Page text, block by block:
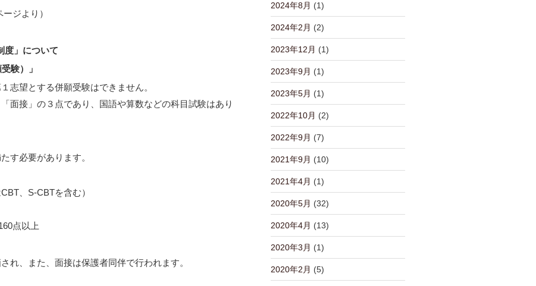
ジより）
度」について
験）」
志望とする併願受験はできません。
「面接」の３点であり、国語や算数などの科目試験はあり
す必要があります。
、S-CBTを含む）
点以上
れ、また、面接は保護者同伴で行われます。
2024年8月 (1)
2024年2月 (2)
2023年12月 (1)
2023年9月 (1)
2023年5月 (1)
2022年10月 (2)
2022年9月 (7)
2021年9月 (10)
2021年4月 (1)
2020年5月 (32)
2020年4月 (13)
2020年3月 (1)
2020年2月 (5)